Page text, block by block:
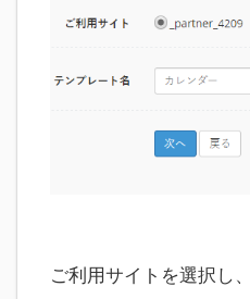
ご利用サイトを選択し